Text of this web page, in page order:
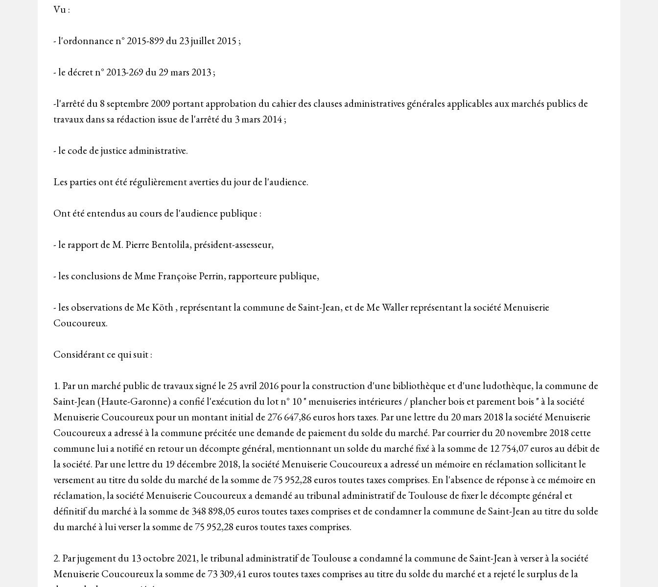
Vu :
- l'ordonnance n° 2015-899 du 23 juillet 2015 ;
- le décret n° 2013-269 du 29 mars 2013 ;
-l'arrêté du 8 septembre 2009 portant approbation du cahier des clauses administratives générales applicables aux marchés publics de
travaux dans sa rédaction issue de l'arrêté du 3 mars 2014 ;
- le code de justice administrative.
Les parties ont été régulièrement averties du jour de l'audience.
Ont été entendus au cours de l'audience publique :
- le rapport de M. Pierre Bentolila, président-assesseur,
- les conclusions de Mme Françoise Perrin, rapporteure publique,
- les observations de Me Köth , représentant la commune de Saint-Jean, et de Me Waller représentant la société Menuiserie
Coucoureux.
Considérant ce qui suit :
1. Par un marché public de travaux signé le 25 avril 2016 pour la construction d'une bibliothèque et d'une ludothèque, la commune de
Saint-Jean (Haute-Garonne) a confié l'exécution du lot n° 10 " menuiseries intérieures / plancher bois et parement bois " à la société
Menuiserie Coucoureux pour un montant initial de 276 647,86 euros hors taxes. Par une lettre du 20 mars 2018 la société Menuiserie
Coucoureux a adressé à la commune précitée une demande de paiement du solde du marché. Par courrier du 20 novembre 2018 cette
commune lui a notifié en retour un décompte général, mentionnant un solde du marché fixé à la somme de 12 754,07 euros au débit de
la société. Par une lettre du 19 décembre 2018, la société Menuiserie Coucoureux a adressé un mémoire en réclamation sollicitant le
versement au titre du solde du marché de la somme de 75 952,28 euros toutes taxes comprises. En l'absence de réponse à ce mémoire en
réclamation, la société Menuiserie Coucoureux a demandé au tribunal administratif de Toulouse de fixer le décompte général et
définitif du marché à la somme de 348 898,05 euros toutes taxes comprises et de condamner la commune de Saint-Jean au titre du solde
du marché à lui verser la somme de 75 952,28 euros toutes taxes comprises.
2. Par jugement du 13 octobre 2021, le tribunal administratif de Toulouse a condamné la commune de Saint-Jean à verser à la société
Menuiserie Coucoureux la somme de 73 309,41 euros toutes taxes comprises au titre du solde du marché et a rejeté le surplus de la